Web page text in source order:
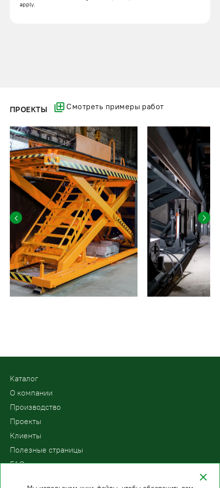
apply.
ПРОЕКТЫ Смотреть примеры работ
Kаталог
О компании
Производство
Проекты
Клиенты
Полезные страницы
FAQ